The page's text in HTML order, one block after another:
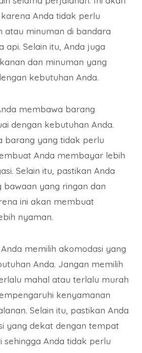
Anda tidak perlu
atau minuman di bandara
api. Selain itu, Anda juga
dan minuman yang
kebutuhan Anda.
membawa barang
dengan kebutuhan Anda.
barang yang tidak perlu
Anda membayar lebih
Selain itu, pastikan Anda
yang ringan dan
ini akan membuat
nyaman.
memilih akomodasi yang
Anda. Jangan memilih
mahal atau terlalu murah
kenyamanan
Selain itu, pastikan Anda
yang dekat dengan tempat
sehingga Anda tidak perlu